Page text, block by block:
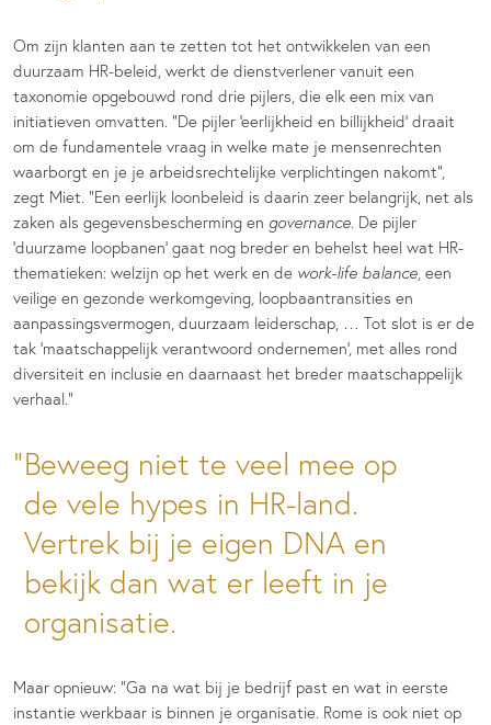
Om zijn klanten aan te zetten tot het ontwikkelen van een
duurzaam HR-beleid, werkt de dienstverlener vanuit een
taxonomie opgebouwd rond drie pijlers, die elk een mix van
initiatieven omvatten. “De pijler ‘eerlijkheid en billijkheid’ draait
om de fundamentele vraag in welke mate je mensenrechten
waarborgt en je je arbeidsrechtelijke verplichtingen nakomt”,
zegt Miet. “Een eerlijk loonbeleid is daarin zeer belangrijk, net als
zaken als gegevensbescherming en governance . De pijler
‘duurzame loopbanen’ gaat nog breder en behelst heel wat HR-
thematieken: welzijn op het werk en de work-life balance , een
veilige en gezonde werkomgeving, loopbaantransities en
aanpassingsvermogen, duurzaam leiderschap, … Tot slot is er de
tak ‘maatschappelijk verantwoord ondernemen’, met alles rond
diversiteit en inclusie en daarnaast het breder maatschappelijk
verhaal.”
Beweeg niet te veel mee op
de vele hypes in HR-land.
Vertrek bij je eigen DNA en
bekijk dan wat er leeft in je
organisatie.
Maar opnieuw: “Ga na wat bij je bedrijf past en wat in eerste
instantie werkbaar is binnen je organisatie. Rome is ook niet op